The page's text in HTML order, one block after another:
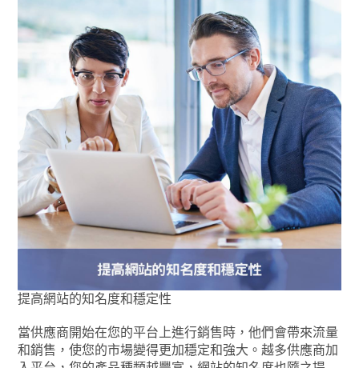
提高網站的知名度和穩定性
當供應商開始在您的平台上進行銷售時，他們會帶來流量
和銷售，使您的市場變得更加穩定和強大。越多供應商加